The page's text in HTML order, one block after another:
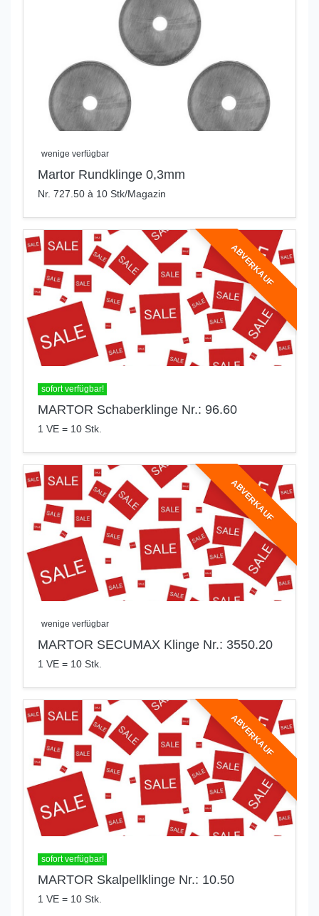
wenige verfügbar
Martor Rundklinge 0,3mm
Nr. 727.50 à 10 Stk/Magazin
ABVERKAUF
sofort verfügbar!
MARTOR Schaberklinge Nr.: 96.60
1 VE = 10 Stk.
ABVERKAUF
wenige verfügbar
MARTOR SECUMAX Klinge Nr.: 3550.20
1 VE = 10 Stk.
ABVERKAUF
sofort verfügbar!
MARTOR Skalpellklinge Nr.: 10.50
1 VE = 10 Stk.